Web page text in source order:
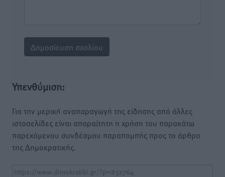
Υπενθύμιση:
Για την μερική αναπαραγωγή της είδησης από άλλες
ιστοσελίδες είναι απαραίτητη η χρήση του παρακάτω
παρεχόμενου συνδέσμου παραπομπής προς το άρθρο
της Δημοκρατικής.